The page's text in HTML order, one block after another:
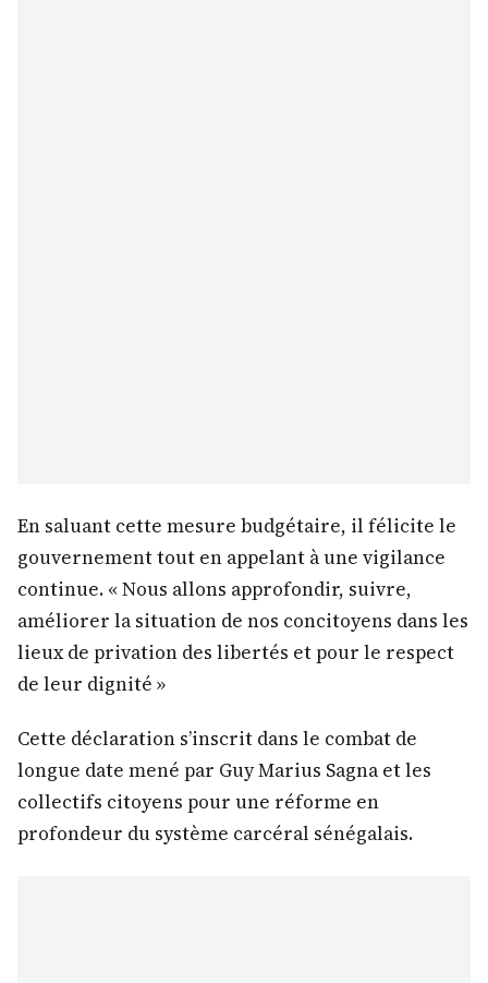
En saluant cette mesure budgétaire, il félicite le
gouvernement tout en appelant à une vigilance
continue. « Nous allons approfondir, suivre,
améliorer la situation de nos concitoyens dans les
lieux de privation des libertés et pour le respect
de leur dignité »
Cette déclaration s’inscrit dans le combat de
longue date mené par Guy Marius Sagna et les
collectifs citoyens pour une réforme en
profondeur du système carcéral sénégalais.